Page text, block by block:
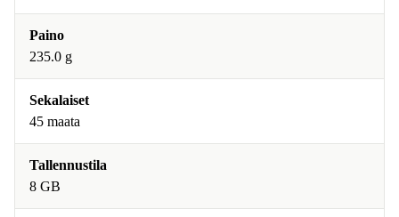
Paino
235.0 g
Sekalaiset
45 maata
Tallennustila
8 GB